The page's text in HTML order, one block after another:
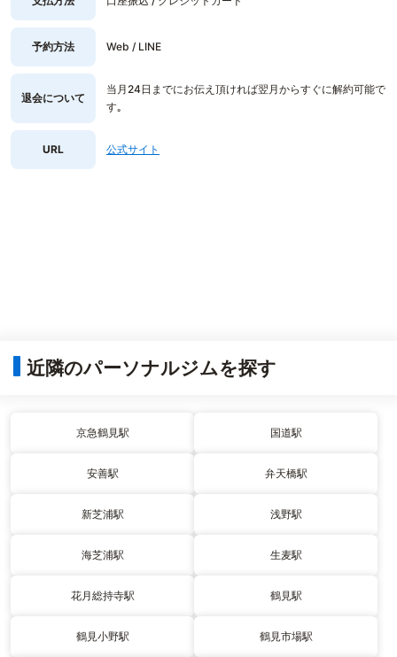
予約方法 Web / LINE
退会について
当月24日までにお伝え頂ければ翌月からすぐに解約可能で
す｡
URL 公式サイト
近隣のパーソナルジムを探す
京急鶴見駅 国道駅
安善駅 弁天橋駅
新芝浦駅 浅野駅
海芝浦駅 生麦駅
花月総持寺駅 鶴見駅
鶴見小野駅 鶴見市場駅